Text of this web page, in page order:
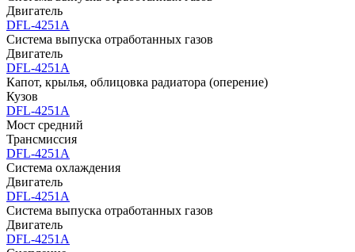
Двигатель
DFL-4251A
Система выпуска отработанных газов
Двигатель
DFL-4251A
Капот, крылья, облицовка радиатора (оперение)
Кузов
DFL-4251A
Мост средний
Трансмиссия
DFL-4251A
Система охлаждения
Двигатель
DFL-4251A
Система выпуска отработанных газов
Двигатель
DFL-4251A